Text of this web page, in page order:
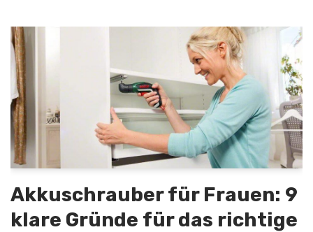
Akkuschrauber für Frauen: 9
klare Gründe für das richtige